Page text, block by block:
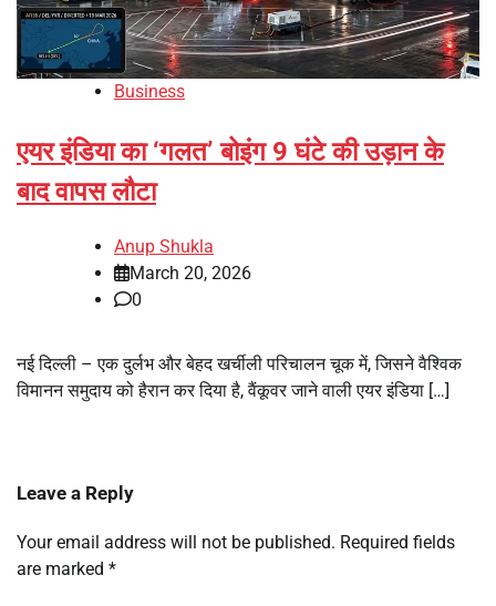
Business
एयर इंडिया का ‘गलत’ बोइंग 9 घंटे की उड़ान के
बाद वापस लौटा
Anup Shukla
March 20, 2026
0
नई दिल्ली – एक दुर्लभ और बेहद खर्चीली परिचालन चूक में, जिसने वैश्विक
विमानन समुदाय को हैरान कर दिया है, वैंकूवर जाने वाली एयर इंडिया […]
Leave a Reply
Your email address will not be published. Required fields
are marked *